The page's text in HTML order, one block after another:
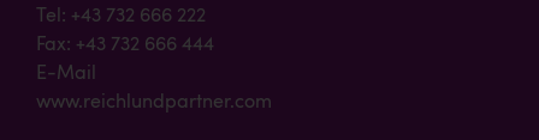
Tel: +43 732 666 222
Fax: +43 732 666 444
E-Mail
www.reichlundpartner.com